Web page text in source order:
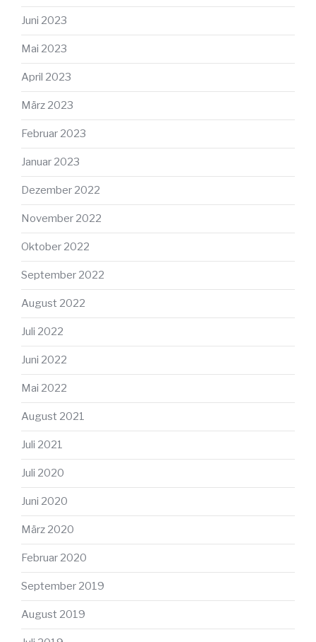
Juni 2023
Mai 2023
April 2023
März 2023
Februar 2023
Januar 2023
Dezember 2022
November 2022
Oktober 2022
September 2022
August 2022
Juli 2022
Juni 2022
Mai 2022
August 2021
Juli 2021
Juli 2020
Juni 2020
März 2020
Februar 2020
September 2019
August 2019